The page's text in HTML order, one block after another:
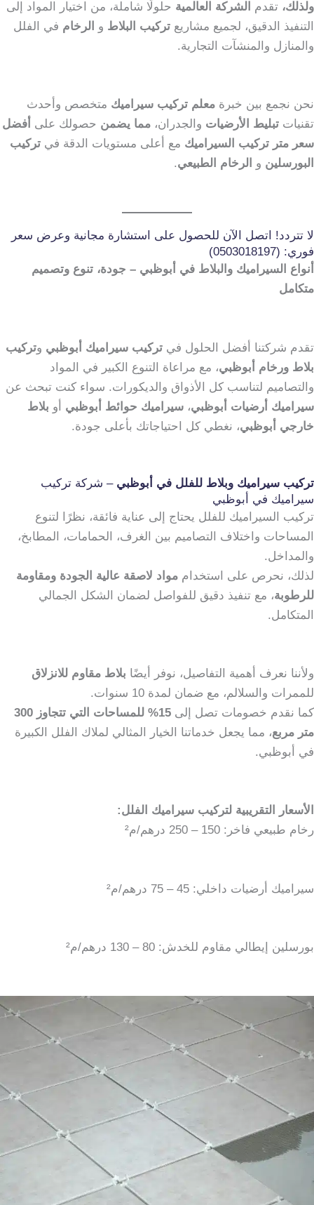
ولذلك، تقدم الشركة العالمية حلولًا شاملة، من اختيار المواد إلى
التنفيذ الدقيق، لجميع مشاريع تركيب البلاط و الرخام في الفلل
والمنازل والمنشآت التجارية.
نحن نجمع بين خبرة معلم تركيب سيراميك متخصص وأحدث
تقنيات تبليط الأرضيات والجدران، مما يضمن حصولك على أفضل
سعر متر تركيب السيراميك مع أعلى مستويات الدقة في تركيب
البورسلين و الرخام الطبيعي.
لا تتردد! اتصل الآن للحصول على استشارة مجانية وعرض سعر
فوري: (0503018197)
أنواع السيراميك والبلاط في أبوظبي – جودة، تنوع وتصميم
متكامل
تقدم شركتنا أفضل الحلول في تركيب سيراميك أبوظبي وتركيب
بلاط ورخام أبوظبي، مع مراعاة التنوع الكبير في المواد
والتصاميم لتناسب كل الأذواق والديكورات. سواء كنت تبحث عن
سيراميك أرضيات أبوظبي، سيراميك حوائط أبوظبي أو بلاط
خارجي أبوظبي، نغطي كل احتياجاتك بأعلى جودة.
تركيب سيراميك وبلاط للفلل في أبوظبي – شركة تركيب
سيراميك في أبوظبي
تركيب السيراميك للفلل يحتاج إلى عناية فائقة، نظرًا لتنوع
المساحات واختلاف التصاميم بين الغرف، الحمامات، المطابخ،
والمداخل.
لذلك، نحرص على استخدام مواد لاصقة عالية الجودة ومقاومة
للرطوبة، مع تنفيذ دقيق للفواصل لضمان الشكل الجمالي
المتكامل.
ولأننا نعرف أهمية التفاصيل، نوفر أيضًا بلاط مقاوم للانزلاق
للممرات والسلالم، مع ضمان لمدة 10 سنوات.
كما نقدم خصومات تصل إلى
15% للمساحات التي تتجاوز 300
متر مربع، مما يجعل خدماتنا الخيار المثالي لملاك الفلل الكبيرة
في أبوظبي.
الأسعار التقريبية لتركيب سيراميك الفلل:
رخام طبيعي فاخر: 150 – 250 درهم/م²
سيراميك أرضيات داخلي: 45 – 75 درهم/م²
بورسلين إيطالي مقاوم للخدش: 80 – 130 درهم/م²